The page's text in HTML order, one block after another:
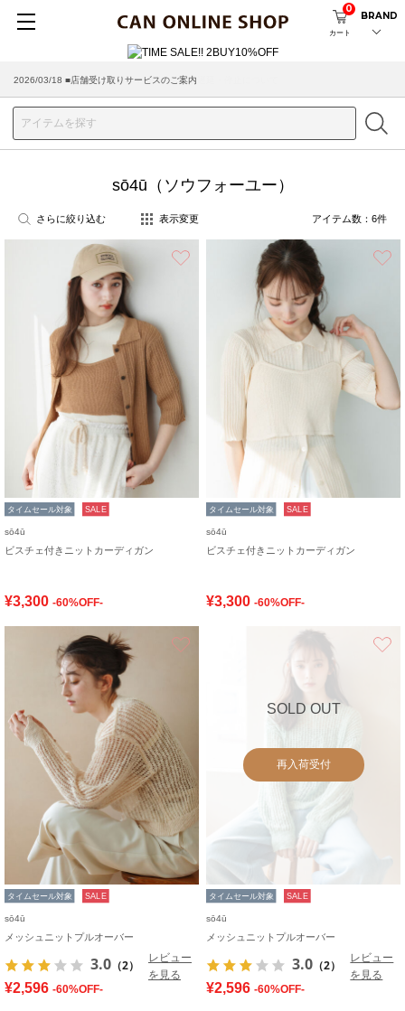
カート
0
BRAND
2026/03/18 ■店舗受け取りサービスのご案内
sō4ū（ソウフォーユー）
さらに絞り込む 表示変更 アイテム数： 6件
タイムセール対象 SALE
sō4ū
ビスチェ付きニットカーディガン
¥3,300 -60%OFF-
タイムセール対象 SALE
sō4ū
ビスチェ付きニットカーディガン
¥3,300 -60%OFF-
タイムセール対象 SALE
sō4ū
メッシュニットプルオーバー
3.0 （2）
レビュー
を見る
¥2,596 -60%OFF-
SOLD OUT
再入荷受付
タイムセール対象 SALE
sō4ū
メッシュニットプルオーバー
3.0 （2）
レビュー
を見る
¥2,596 -60%OFF-